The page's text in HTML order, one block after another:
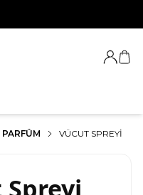
Giriş
VÜCUT SPREYI